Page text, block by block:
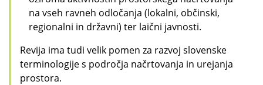
na vseh ravneh odločanja (lokalni, občinski,
regionalni in državni) ter laični javnosti.
Revija ima tudi velik pomen za razvoj slovenske
terminologije s področja načrtovanja in urejanja
prostora.